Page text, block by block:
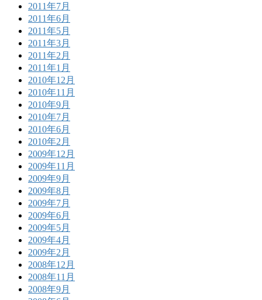
2011年7月
2011年6月
2011年5月
2011年3月
2011年2月
2011年1月
2010年12月
2010年11月
2010年9月
2010年7月
2010年6月
2010年2月
2009年12月
2009年11月
2009年9月
2009年8月
2009年7月
2009年6月
2009年5月
2009年4月
2009年2月
2008年12月
2008年11月
2008年9月